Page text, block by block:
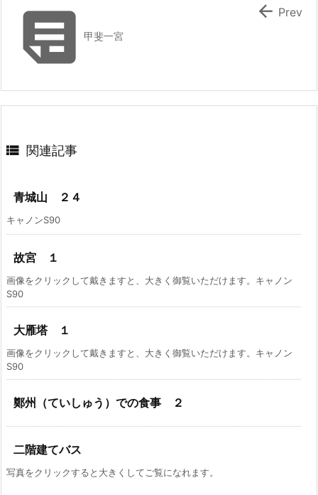
甲斐一宮
 Prev
 関連記事
青城山 ２４
キャノンS90
故宮 １
画像をクリックして戴きますと、大きく御覧いただけます。キャノン
S90
大雁塔 １
画像をクリックして戴きますと、大きく御覧いただけます。キャノン
S90
鄭州（ていしゅう）での食事 ２
二階建てバス
写真をクリックすると大きくしてご覧になれます。